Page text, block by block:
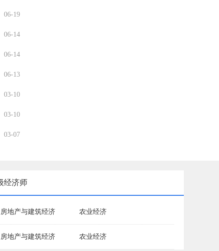
06-19
06-14
06-14
06-13
03-10
03-10
03-07
经济师
房地产与建筑经济 农业经济
房地产与建筑经济 农业经济